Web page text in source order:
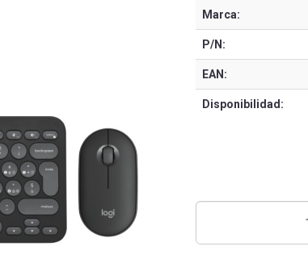
Marca:
P/N:
EAN:
Disponibilidad: